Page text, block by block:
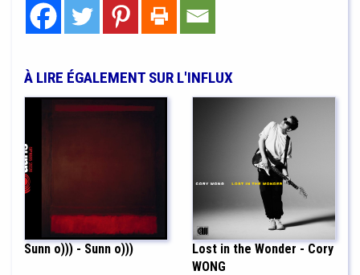
À LIRE ÉGALEMENT SUR L'INFLUX
Sunn o))) - Sunn o)))
Lost in the Wonder - Cory
WONG